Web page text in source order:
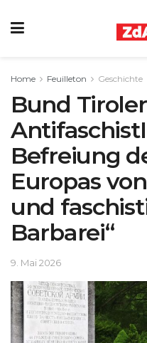
Home Feuilleton Geschichte
Bund Tiroler
Befreiung
Europas
und
Barbarei“
9. Mai 2026